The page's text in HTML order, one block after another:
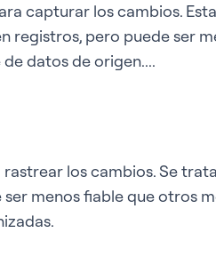
capturar los cambios.
registros, pero puede ser
datos de origen....
los cambios. Se
menos fiable que otros